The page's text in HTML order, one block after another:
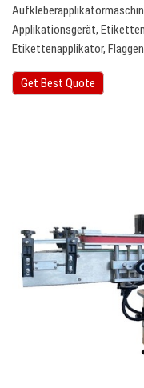
Applikationsgerät,
Etikettenapplikator,
Get Best Quote